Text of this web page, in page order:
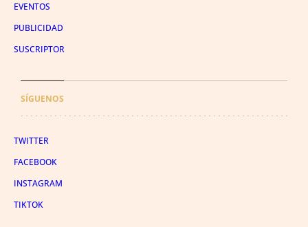
EVENTOS
PUBLICIDAD
SUSCRIPTOR
SÍGUENOS
TWITTER
FACEBOOK
INSTAGRAM
TIKTOK